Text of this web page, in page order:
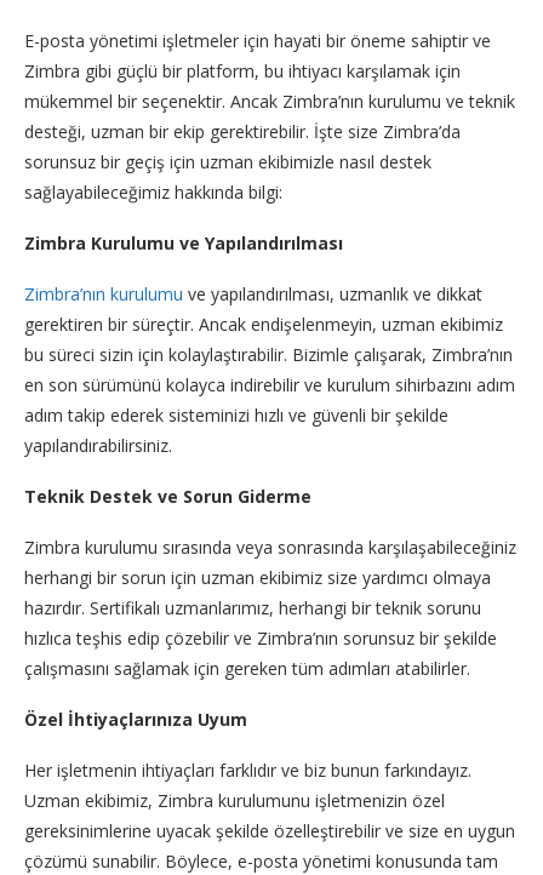
E-posta yönetimi işletmeler için hayati bir öneme sahiptir ve
Zimbra gibi güçlü bir platform, bu ihtiyacı karşılamak için
mükemmel bir seçenektir. Ancak Zimbra’nın kurulumu ve teknik
desteği, uzman bir ekip gerektirebilir. İşte size Zimbra’da
sorunsuz bir geçiş için uzman ekibimizle nasıl destek
sağlayabileceğimiz hakkında bilgi:
Zimbra Kurulumu ve Yapılandırılması
Zimbra’nın kurulumu ve yapılandırılması, uzmanlık ve dikkat
gerektiren bir süreçtir. Ancak endişelenmeyin, uzman ekibimiz
bu süreci sizin için kolaylaştırabilir. Bizimle çalışarak, Zimbra’nın
en son sürümünü kolayca indirebilir ve kurulum sihirbazını adım
adım takip ederek sisteminizi hızlı ve güvenli bir şekilde
yapılandırabilirsiniz.
Teknik Destek ve Sorun Giderme
Zimbra kurulumu sırasında veya sonrasında karşılaşabileceğiniz
herhangi bir sorun için uzman ekibimiz size yardımcı olmaya
hazırdır. Sertifikalı uzmanlarımız, herhangi bir teknik sorunu
hızlıca teşhis edip çözebilir ve Zimbra’nın sorunsuz bir şekilde
çalışmasını sağlamak için gereken tüm adımları atabilirler.
Özel İhtiyaçlarınıza Uyum
Her işletmenin ihtiyaçları farklıdır ve biz bunun farkındayız.
Uzman ekibimiz, Zimbra kurulumunu işletmenizin özel
gereksinimlerine uyacak şekilde özelleştirebilir ve size en uygun
çözümü sunabilir. Böylece, e-posta yönetimi konusunda tam